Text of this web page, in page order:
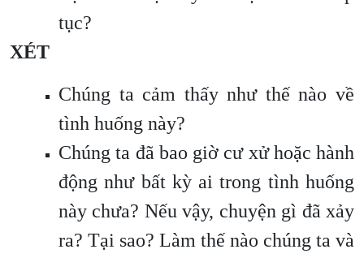
tục?
XÉT
Chúng ta cảm thấy như thế nào về
tình huống này?
Chúng ta đã bao giờ cư xử hoặc hành
động như bất kỳ ai trong tình huống
này chưa? Nếu vậy, chuyện gì đã xảy
ra? Tại sao? Làm thế nào chúng ta và